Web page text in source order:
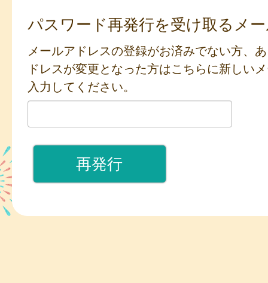
パスワード再発行を受け取るメ
メールアドレスの登録がお済みでない方、
ドレスが変更となった方はこちらに新しい
入力してください。